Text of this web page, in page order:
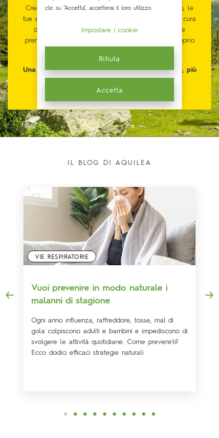
Crediamo nella stretta connessione fra il tuo corpo, le
tue emozioni e ciò che ti circonda. E che prendersi cura
di sé stessi, sia prendersi cura di tutti. È possibile
prendersi cura di sé con soluzioni più adatte al proprio
Una nuova visione della salute, più consapevole, più
connessa al tuo benessere. È possibile.
IL BLOG DI AQUILEA
VIE RESPIRATORIE
Vuoi prevenire in modo naturale i
malanni di stagione
Ogni anno influenza, raffreddore, tosse, mal di
gola colpiscono adulti e bambini e impediscono di
svolgere le attività quotidiane. Come prevenirli?
Ecco dodici efficaci strategie naturali
clic su "Accetta", accetterai il loro utilizzo.
Impostare i cookie
Rifiuta
Accetta